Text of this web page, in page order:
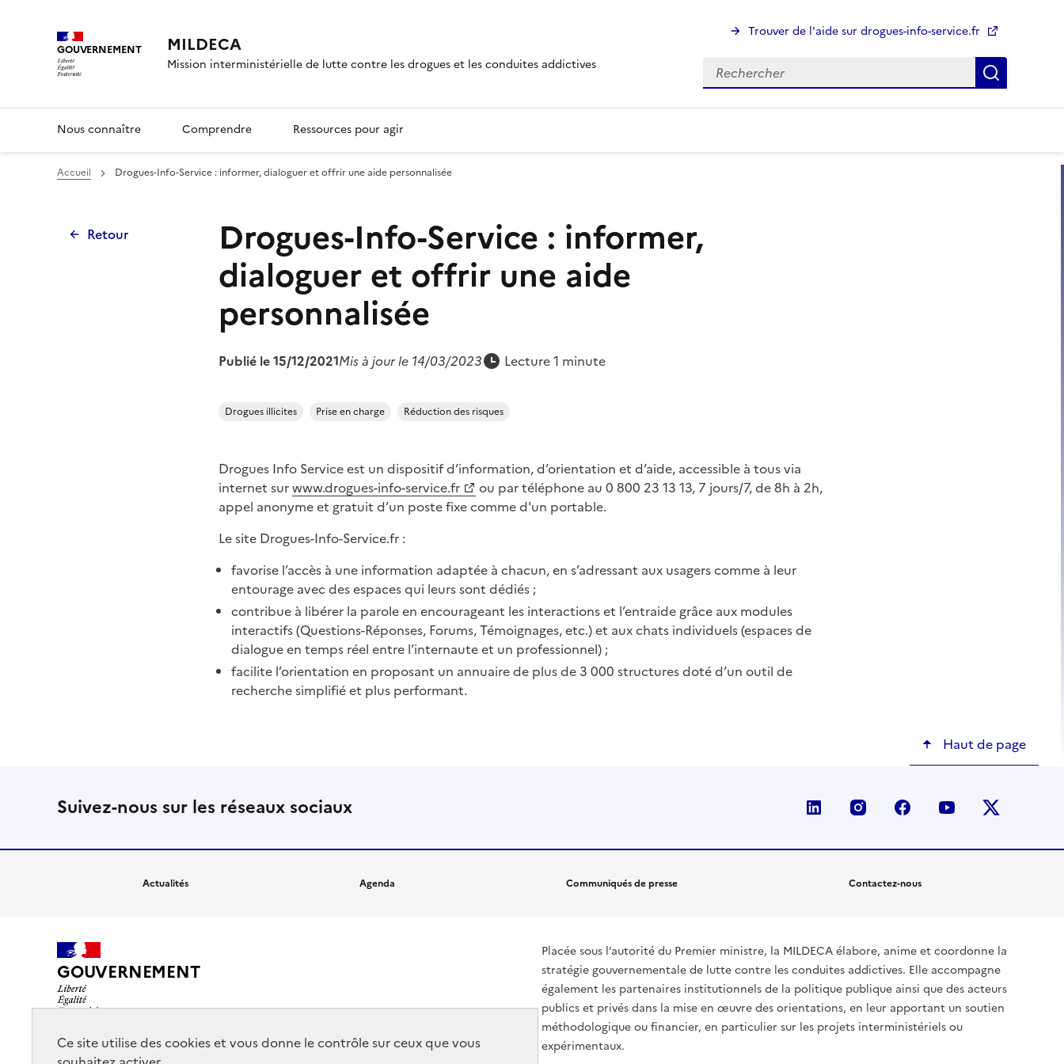
Ce site utilise des cookies et vous donne le contrôle sur ceux que vous
GOUVERNEMENT MILDECA
Mission interministérielle de lutte contre les drogues et les conduites addictives
Trouver de l'aide sur drogues-info-service.fr
Recherche
Nous connaître Comprendre Ressources pour agir
Accueil Drogues-Info-Service : informer, dialoguer et offrir une aide personnalisée
Retour
Drogues-Info-Service : informer,
dialoguer et offrir une aide
personnalisée
Publié le 15/12/2021Mis à jour le 14/03/2023 Lecture 1 minute
Drogues illicites Prise en charge Réduction des risques
Drogues Info Service est un dispositif d’information, d’orientation et d’aide, accessible à tous via
internet surwww.drogues-info-service.fr
ou par téléphone au 0 800 23 13 13, 7 jours/7, de 8h à 2h,
appel anonyme et gratuit d’un poste fixe comme d'un portable.
Le site Drogues-Info-Service.fr :
favorise l’accès à une information adaptée à chacun, en s’adressant aux usagers comme à leur
entourage avec des espaces qui leurs sont dédiés ;
contribue à libérer la parole en encourageant les interactions et l’entraide grâce aux modules
interactifs (Questions-Réponses, Forums, Témoignages, etc.) et aux chats individuels (espaces de
dialogue en temps réel entre l’internaute et un professionnel) ;
facilite l’orientation en proposant un annuaire de plus de 3 000 structures doté d’un outil de
recherche simplifié et plus performant.
Haut de page
Suivez-nous sur les réseaux sociaux linkedin instagramfacebook youtube
Actualités Agenda Communiqués de presse Contactez-nous
GOUVERNEMENT
Placée sous l’autorité du Premier ministre, la MILDECA élabore, anime et coordonne la
stratégie gouvernementale de lutte contre les conduites addictives. Elle accompagne
également les partenaires institutionnels de la politique publique ainsi que des acteurs
publics et privés dans la mise en œuvre des orientations, en leur apportant un soutien
méthodologique ou financier, en particulier sur les projets interministériels ou
expérimentaux.